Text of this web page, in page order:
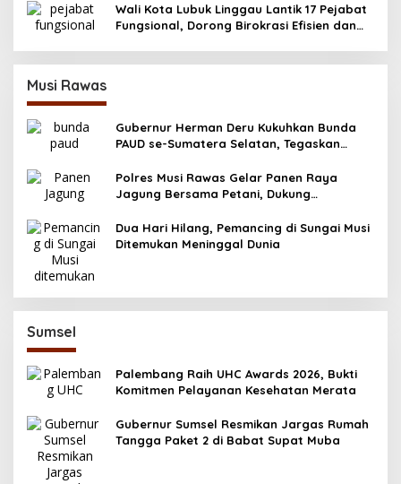
Wali Kota Lubuk Linggau Lantik 17 Pejabat
Fungsional, Dorong Birokrasi Efisien dan
Musi Rawas
Gubernur Herman Deru Kukuhkan Bunda
PAUD se-Sumatera Selatan, Tegaskan
Polres Musi Rawas Gelar Panen Raya
Jagung Bersama Petani, Dukung
Dua Hari Hilang, Pemancing di Sungai Musi
Ditemukan Meninggal Dunia
Sumsel
Palembang Raih UHC Awards 2026, Bukti
Komitmen Pelayanan Kesehatan Merata
Gubernur Sumsel Resmikan Jargas Rumah
Tangga Paket 2 di Babat Supat Muba